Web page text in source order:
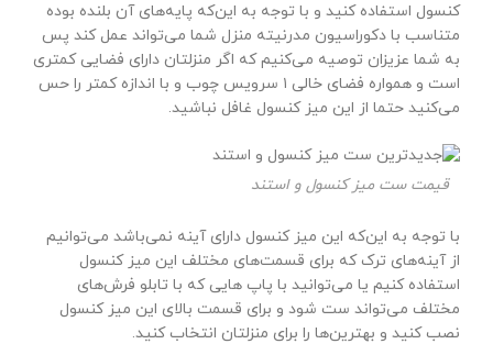
کنسول استفاده کنید و با توجه به این‌که پایه‌های آن بلنده بوده
متناسب با دکوراسیون مدرنیته منزل شما می‌تواند عمل کند پس
به شما عزیزان توصیه می‌کنیم که اگر منزلتان دارای فضایی کمتری
است و همواره فضای خالی ۱ سرویس چوب و با اندازه کمتر را حس
می‌کنید حتما از این میز کنسول غافل نباشید.
قیمت ست میز کنسول و استند
با توجه به این‌که این میز کنسول دارای آینه نمی‌باشد می‌توانیم
از آینه‌های ترک که برای قسمت‌های مختلف این میز کنسول
استفاده کنیم یا می‌توانید با پاپ هایی که با تابلو فرش‌های
مختلف می‌تواند ست شود و برای قسمت بالای این میز کنسول
نصب کنید و بهترین‌ها را برای منزلتان انتخاب کنید.